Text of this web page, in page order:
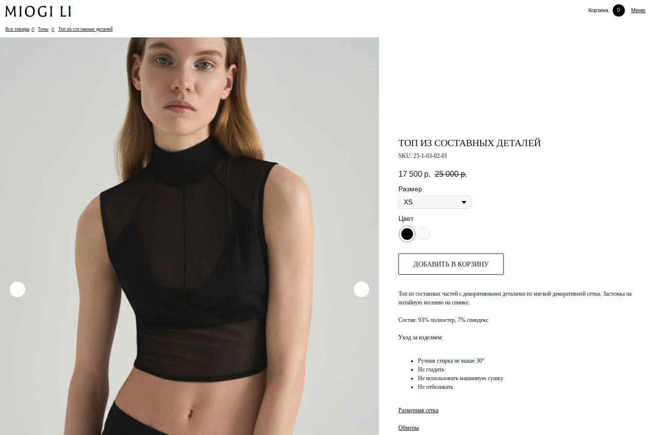
Подпишитесь и получите персональный
промокод 10% на первую покупку.
ПОДПИСАТЬСЯ
ПРОМОКОД НА ПЕРВЫЙ ЗАКАЗ
ТОП ИЗ СОСТАВНЫХ ДЕТАЛЕЙ
SKU: 25-1-03-02-01
17 500 р. 25 000 р.
Размер
Цвет
ДОБАВИТЬ В КОРЗИНУ
Топ из составных частей с декоративными деталями из мягкой декоративной сетки. Застежка на
потайную молнию на спинке.
Состав: 93% полиэстер, 7% спандекс
Уход за изделием:
Ручная стирка не выше 30°
Не гладить
Не использовать машинную сушку
Не отбеливать
Размерная сетка
Обмеры